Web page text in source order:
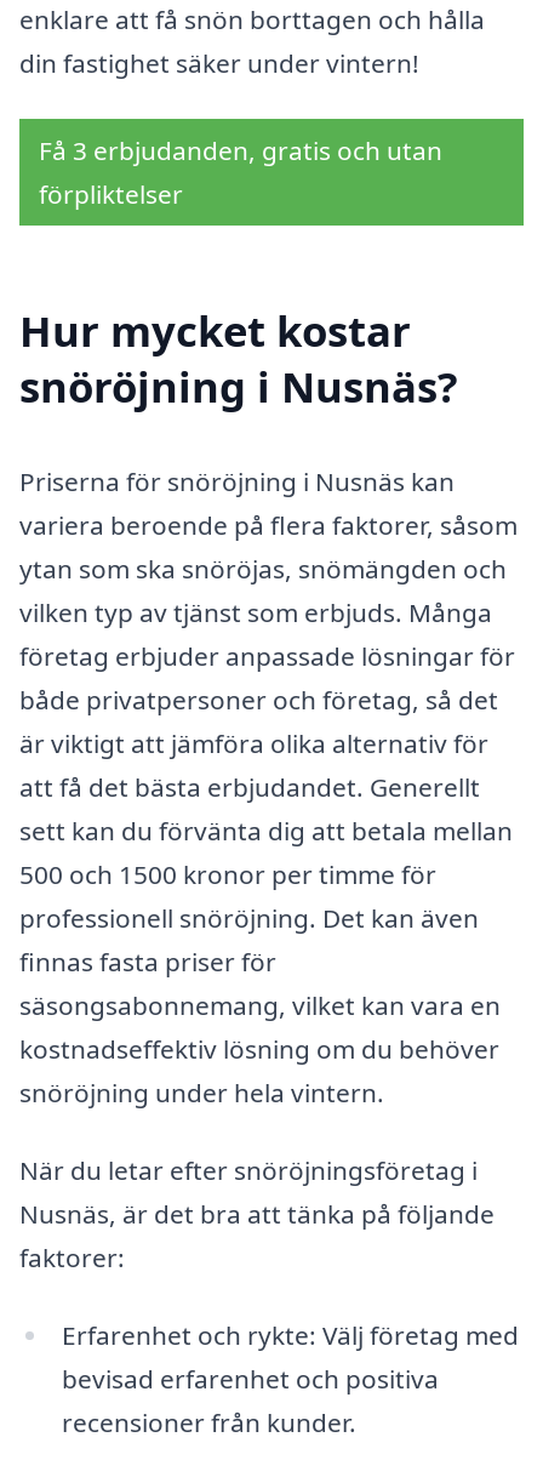
enklare att få snön borttagen och hålla
din fastighet säker under vintern!
Få 3 erbjudanden, gratis och utan
förpliktelser
Hur mycket kostar
snöröjning i Nusnäs?
Priserna för snöröjning i Nusnäs kan
variera beroende på flera faktorer, såsom
ytan som ska snöröjas, snömängden och
vilken typ av tjänst som erbjuds. Många
företag erbjuder anpassade lösningar för
både privatpersoner och företag, så det
är viktigt att jämföra olika alternativ för
att få det bästa erbjudandet. Generellt
sett kan du förvänta dig att betala mellan
500 och 1500 kronor per timme för
professionell snöröjning. Det kan även
finnas fasta priser för
säsongsabonnemang, vilket kan vara en
kostnadseffektiv lösning om du behöver
snöröjning under hela vintern.
När du letar efter snöröjningsföretag i
Nusnäs, är det bra att tänka på följande
faktorer:
Erfarenhet och rykte: Välj företag med
bevisad erfarenhet och positiva
recensioner från kunder.